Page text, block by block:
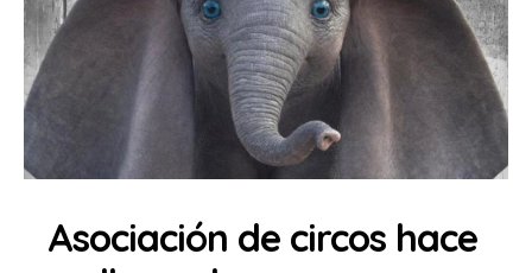
Asociación de circos hace